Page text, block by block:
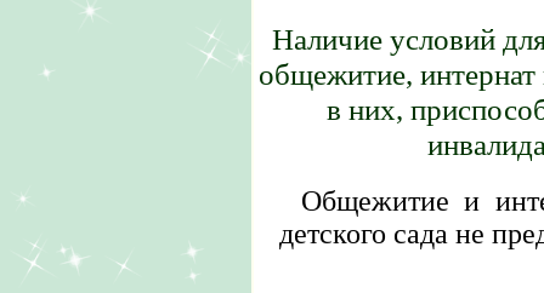
Наличие условий
общежитие,
в них,
Общежитие и
детского сада не